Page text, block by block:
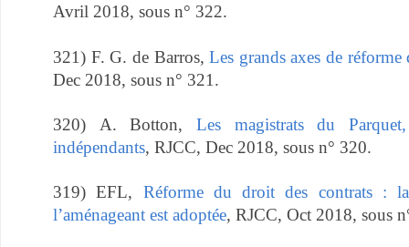
Avril 2018, sous n° 322.
321) F. G. de Barros,Les grands axes de réforme
Dec 2018, sous n° 321.
320) A. Botton,Les magistrats du
indépendants, RJCC, Dec 2018, sous n° 320.
319) EFL, Réforme du droit des contrats :
l’aménageant est adoptée, RJCC, Oct 2018, sous